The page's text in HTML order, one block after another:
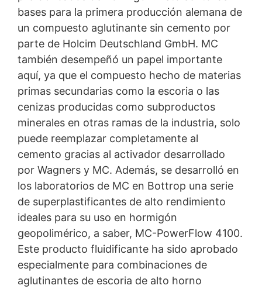
bases para la primera producción alemana de
un compuesto aglutinante sin cemento por
parte de Holcim Deutschland GmbH. MC
también desempeñó un papel importante
aquí, ya que el compuesto hecho de materias
primas secundarias como la escoria o las
cenizas producidas como subproductos
minerales en otras ramas de la industria, solo
puede reemplazar completamente al
cemento gracias al activador desarrollado
por Wagners y MC. Además, se desarrolló en
los laboratorios de MC en Bottrop una serie
de superplastificantes de alto rendimiento
ideales para su uso en hormigón
geopolimérico, a saber, MC-PowerFlow 4100.
Este producto fluidificante ha sido aprobado
especialmente para combinaciones de
aglutinantes de escoria de alto horno